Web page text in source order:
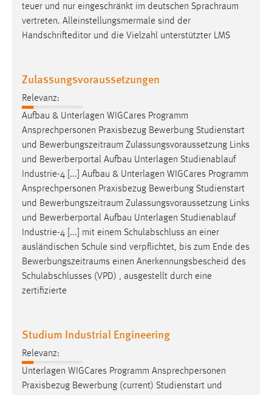
teuer und nur eingeschränkt im deutschen Sprachraum
vertreten. Alleinstellungsmermale sind der
Handschrifteditor und die Vielzahl unterstützter LMS
Zulassungsvoraussetzungen
Relevanz:
Aufbau & Unterlagen WIGCares Programm
Ansprechpersonen Praxisbezug Bewerbung Studienstart
und Bewerbungszeitraum Zulassungsvoraussetzung Links
und Bewerberportal Aufbau Unterlagen Studienablauf
Industrie-4 [...] Aufbau & Unterlagen WIGCares Programm
Ansprechpersonen Praxisbezug Bewerbung Studienstart
und Bewerbungszeitraum Zulassungsvoraussetzung Links
und Bewerberportal Aufbau Unterlagen Studienablauf
Industrie-4 [...] mit einem Schulabschluss an einer
ausländischen Schule sind verpflichtet, bis zum Ende des
Bewerbungszeitraums einen Anerkennungsbescheid des
Schulabschlusses (VPD) , ausgestellt durch eine
zertifizierte
Studium Industrial Engineering
Relevanz:
Unterlagen WIGCares Programm Ansprechpersonen
Praxisbezug Bewerbung (current) Studienstart und